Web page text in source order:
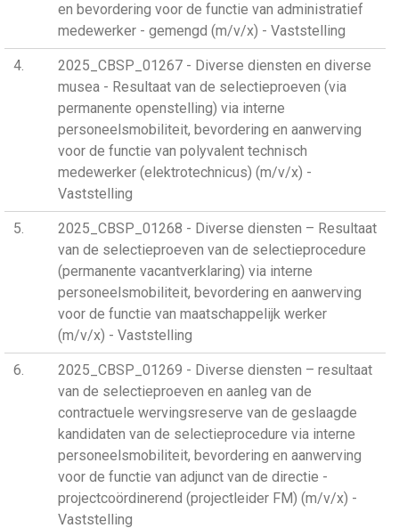
en bevordering voor de functie van administratief
medewerker - gemengd (m/v/x) - Vaststelling
4
2025_CBSP_01267 - Diverse diensten en diverse
musea - Resultaat van de selectieproeven (via
permanente openstelling) via interne
personeelsmobiliteit, bevordering en aanwerving
voor de functie van polyvalent technisch
medewerker (elektrotechnicus) (m/v/x) -
Vaststelling
5
2025_CBSP_01268 - Diverse diensten – Resultaat
van de selectieproeven van de selectieprocedure
(permanente vacantverklaring) via interne
personeelsmobiliteit, bevordering en aanwerving
voor de functie van maatschappelijk werker
(m/v/x) - Vaststelling
6
2025_CBSP_01269 - Diverse diensten – resultaat
van de selectieproeven en aanleg van de
contractuele wervingsreserve van de geslaagde
kandidaten van de selectieprocedure via interne
personeelsmobiliteit, bevordering en aanwerving
voor de functie van adjunct van de directie -
projectcoördinerend (projectleider FM) (m/v/x) -
Vaststelling